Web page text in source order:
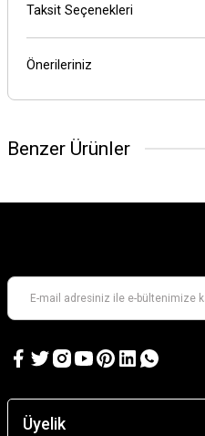
Taksit Seçenekleri
Önerileriniz
Benzer Ürünler
Üyelik